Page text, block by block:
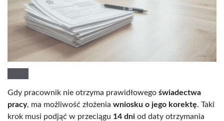
Gdy pracownik nie otrzyma prawidłowego świadectwa
pracy, ma możliwość złożenia wniosku o jego korektę. Taki
krok musi podjąć w przeciągu 14 dni od daty otrzymania